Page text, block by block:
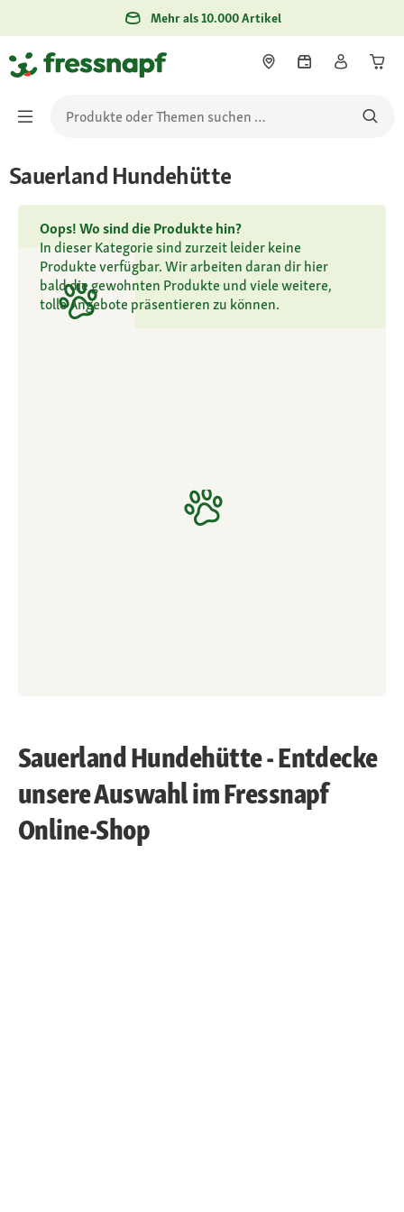
Mehr als 10.000 Artikel
Sauerland Hundehütte
Oops! Wo sind die Produkte hin?
In dieser Kategorie sind zurzeit leider keine
Produkte verfügbar. Wir arbeiten daran dir hier
bald die gewohnten Produkte und viele weitere,
tolle Angebote präsentieren zu können.
Sauerland Hundehütte - Entdecke
unsere Auswahl im Fressnapf
Online-Shop